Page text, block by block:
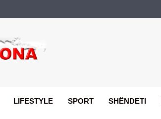
LIFESTYLE SPORT SHËNDETI